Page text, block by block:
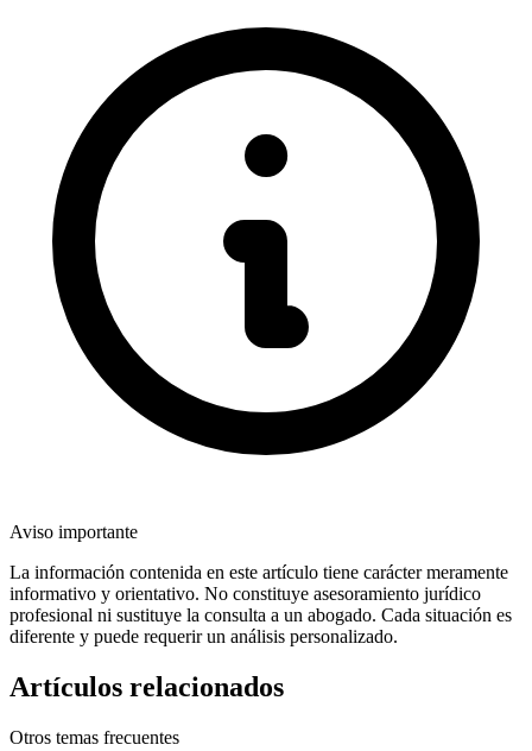
Aviso importante
La información contenida en este artículo tiene carácter meramente
informativo y orientativo. No constituye asesoramiento jurídico
profesional ni sustituye la consulta a un abogado. Cada situación es
diferente y puede requerir un análisis personalizado.
Artículos relacionados
Otros temas frecuentes